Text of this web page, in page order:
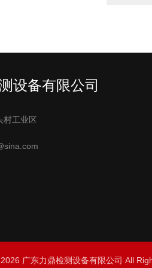
设备有限公司
村工业区
广东力鼎检测设备有限公司 All